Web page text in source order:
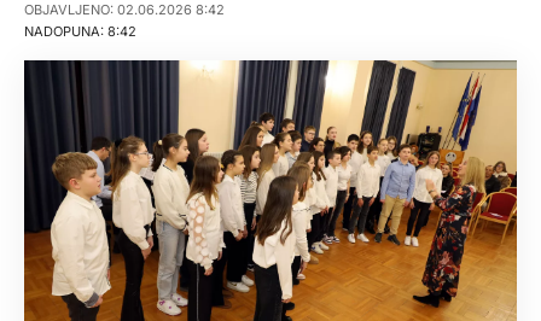
NADOPUNA: 8:42
OBJAVLJENO: 02.06.2026 8:42